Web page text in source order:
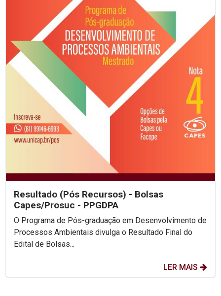
Resultado (Pós Recursos) - Bolsas
Capes/Prosuc - PPGDPA
O Programa de Pós-graduação em Desenvolvimento de
Processos Ambientais divulga o Resultado Final do
Edital de Bolsas...
LER MAIS